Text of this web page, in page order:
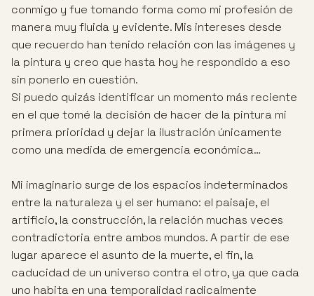
conmigo y fue tomando forma como mi profesión de
manera muy fluida y evidente. Mis intereses desde
que recuerdo han tenido relación con las imágenes y
la pintura y creo que hasta hoy he respondido a eso
sin ponerlo en cuestión.
Si puedo quizás identificar un momento más reciente
en el que tomé la decisión de hacer de la pintura mi
primera prioridad y dejar la ilustración únicamente
como una medida de emergencia económica…
Mi imaginario surge de los espacios indeterminados
entre la naturaleza y el ser humano: el paisaje, el
artificio, la construcción, la relación muchas veces
contradictoria entre ambos mundos. A partir de ese
lugar aparece el asunto de la muerte, el fin, la
caducidad de un universo contra el otro, ya que cada
uno habita en una temporalidad radicalmente